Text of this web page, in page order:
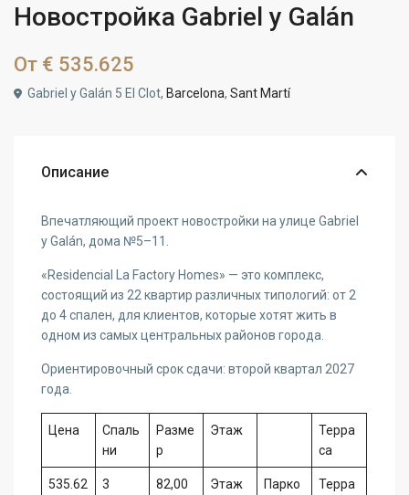
Новостройка Gabriel y Galán
От € 535.625
Gabriel y Galán 5 El Clot, Barcelona,Sant Martí
Описание
Впечатляющий проект новостройки на улице Gabriel
y Galán, дома №5–11.
«Residencial La Factory Homes» — это комплекс,
состоящий из 22 квартир различных типологий: от 2
до 4 спален, для клиентов, которые хотят жить в
одном из самых центральных районов города.
Ориентировочный срок сдачи: второй квартал 2027
года.
Цена
Спаль
ни
Разме
р
Этаж
Терра
са
535.62
3 82,00
Этаж
Парко
Терра